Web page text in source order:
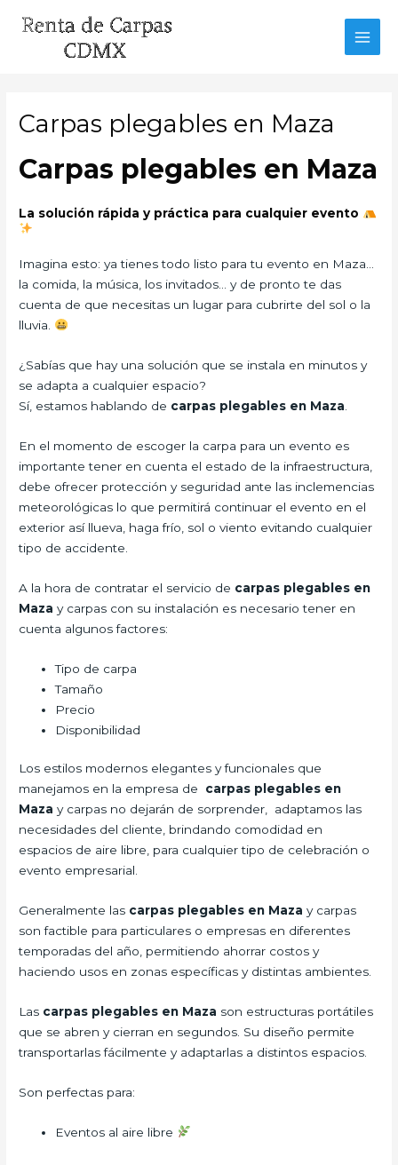
Carpas plegables en Maza
Carpas plegables en Maza
La solución rápida y práctica para cualquier evento
Imagina esto: ya tienes todo listo para tu evento en Maza…
la comida, la música, los invitados… y de pronto te das
cuenta de que necesitas un lugar para cubrirte del sol o la
lluvia.
¿Sabías que hay una solución que se instala en minutos y
se adapta a cualquier espacio?
Sí, estamos hablando de carpas plegables en Maza
En el momento de escoger la carpa para un evento es
importante tener en cuenta el estado de la infraestructura,
debe ofrecer protección y seguridad ante las inclemencias
meteorológicas lo que permitirá continuar el evento en el
exterior así llueva, haga frío, sol o viento evitando cualquier
tipo de accidente.
A la hora de contratar el servicio de carpas plegables en
Maza y carpas con su instalación es necesario tener en
cuenta algunos factores:
Tipo de carpa
Tamaño
Precio
Disponibilidad
Los estilos modernos elegantes y funcionales que
manejamos en la empresa de carpas plegables en
Mazay carpas no dejarán de sorprender, adaptamos las
necesidades del cliente, brindando comodidad en
espacios de aire libre, para cualquier tipo de celebración o
evento empresarial.
Generalmente las carpas plegables en Maza y carpas
son factible para particulares o empresas en diferentes
temporadas del año, permitiendo ahorrar costos y
haciendo usos en zonas específicas y distintas ambientes.
Las carpas plegables en Maza son estructuras portátiles
que se abren y cierran en segundos. Su diseño permite
transportarlas fácilmente y adaptarlas a distintos espacios.
Son perfectas para:
Eventos al aire libre